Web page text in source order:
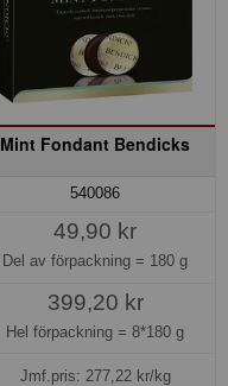
Mint Fondant Bendicks
540086
49,90 kr
Del av förpackning = 180 g
399,20 kr
Hel förpackning = 8*180 g
Jmf.pris: 277,22kr/kg